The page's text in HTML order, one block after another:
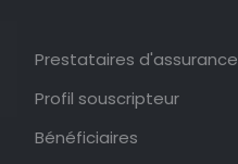
Prestataires d'assurance
Profil souscripteur
Bénéficiaires